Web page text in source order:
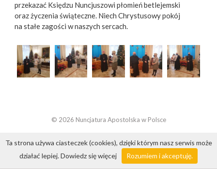
przekazać Księdzu Nuncjuszowi płomień betlejemski
oraz życzenia świąteczne. Niech Chrystusowy pokój
na stałe zagości w naszych sercach.
© 2026 Nuncjatura Apostolska w Polsce
Ta strona używa ciasteczek (cookies), dzięki którym nasz serwis może
działać lepiej.Dowiedz się więcej Rozumiem i akceptuję.